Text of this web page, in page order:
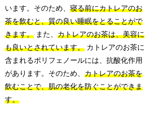
います。そのため、寝る前にカトレアのお
茶を飲むと、質の良い睡眠をとることがで
きます。 また、カトレアのお茶は、美容に
も良いとされています。 カトレアのお茶に
含まれるポリフェノールには、抗酸化作用
があります。そのため、カトレアのお茶を
飲むことで、肌の老化を防ぐことができま
す。